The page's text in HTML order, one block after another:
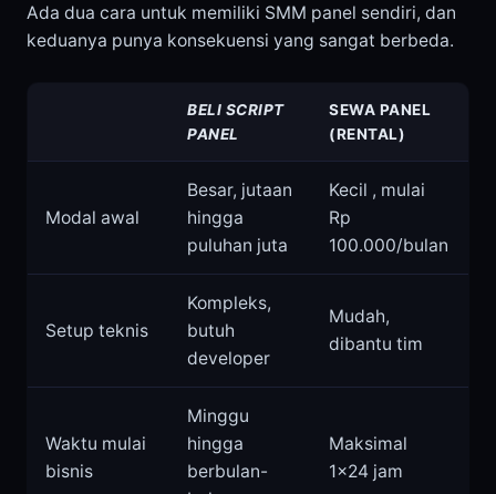
Ada dua cara untuk memiliki SMM panel sendiri, dan
keduanya punya konsekuensi yang sangat berbeda.
BELI SCRIPT
PANEL
SEWA PANEL
(RENTAL)
Modal awal
Besar, jutaan
hingga
puluhan juta
Kecil , mulai
Rp
100.000/bulan
Setup teknis
Kompleks,
butuh
developer
Mudah,
dibantu tim
Waktu mulai
bisnis
Minggu
hingga
berbulan-
Maksimal
1×24 jam